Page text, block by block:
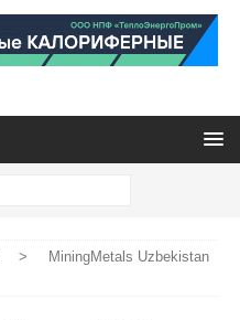
>
MiningMetals Uzbekistan